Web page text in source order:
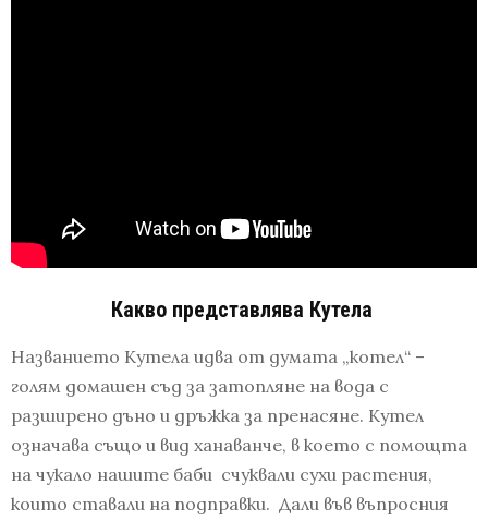
Какво представлява Кутела
Названието Кутела идва от думата „котел“ –
голям домашен съд за затопляне на вода с
разширено дъно и дръжка за пренасяне. Кутел
означава също и вид ханаванче, в което с помощта
на чукало нашите баби счуквали сухи растения,
които ставали на подправки. Дали във въпросния